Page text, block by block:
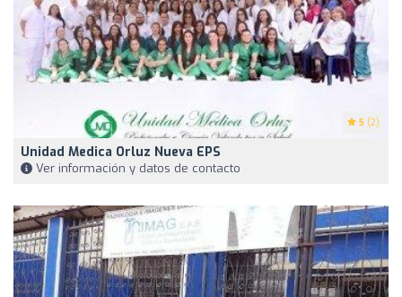
5 (2)
Unidad Medica Orluz Nueva EPS
Ver información y datos de contacto